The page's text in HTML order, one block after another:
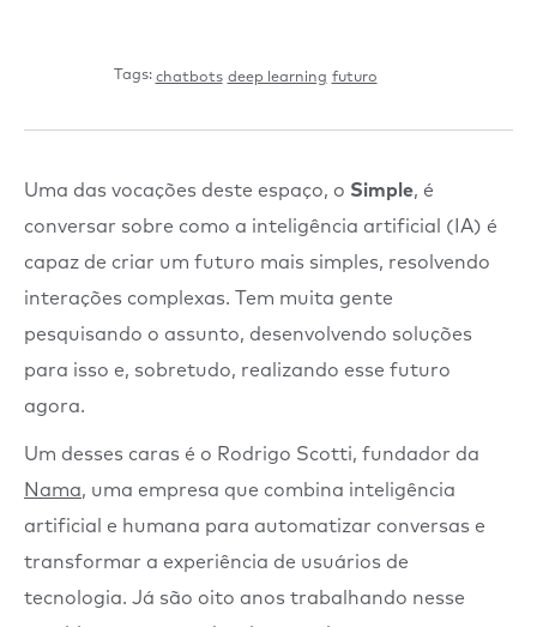
Tags: chatbots deep learning futuro
Uma das vocações deste espaço, o Simple, é
conversar sobre como a inteligência artificial (IA) é
capaz de criar um futuro mais simples, resolvendo
interações complexas. Tem muita gente
pesquisando o assunto, desenvolvendo soluções
para isso e, sobretudo, realizando esse futuro
agora.
Um desses caras é o Rodrigo Scotti, fundador da
Nama, uma empresa que combina inteligência
artificial e humana para automatizar conversas e
transformar a experiência de usuários de
tecnologia. Já são oito anos trabalhando nesse